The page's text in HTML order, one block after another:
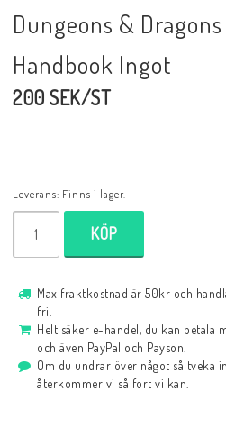
Dungeons &
Handbook Ingot
200 SEK/ST
Leverans: Finns i lager.
KÖP
Max fraktkostnad är 50kr och
fri.
Helt säker e-handel, du kan betala
och även PayPal och Payson.
Om du undrar över något så tveka
återkommer vi så fort vi kan.